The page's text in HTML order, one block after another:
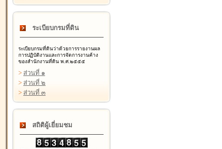
ระเบียบกรมที่ดิน
ระเบียบกรมที่ดินว่าด้วยการรายงานผล
การปฏิบัติงานและการจัดการงานค้าง
ของสำนักงานที่ดิน พ.ศ.๒๕๕๕
> ส่วนที่ ๑
> ส่วนที่ ๒
> ส่วนที่ ๓
สถิติผู้เยี่ยมชม